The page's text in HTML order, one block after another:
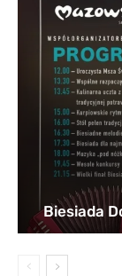
Biesiada